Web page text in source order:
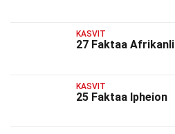
KASVIT
27 Faktaa
KASVIT
25 Faktaa Ipheion